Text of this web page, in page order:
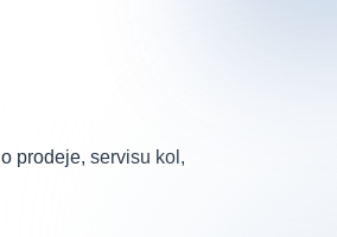
prodeje, servisu kol,